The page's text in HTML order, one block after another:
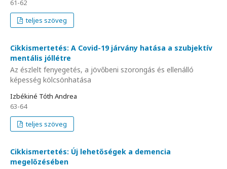
61-62
teljes szöveg
Cikkismertetés: A Covid-19 járvány hatása a szubjektív
mentális jóllétre
Az észlelt fenyegetés, a jövőbeni szorongás és ellenálló
képesség kölcsönhatása
Izbékiné Tóth Andrea
63-64
teljes szöveg
Cikkismertetés: Új lehetőségek a demencia
megelőzésében